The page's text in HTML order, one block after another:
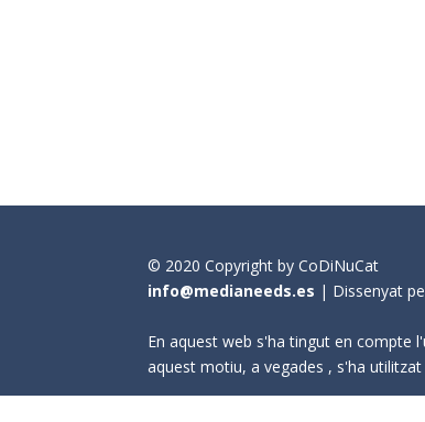
© 2020 Copyright by CoDiNuCat
info@medianeeds.es | Dissenyat
En aquest web s'ha tingut en compte
aquest motiu, a vegades , s'ha